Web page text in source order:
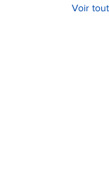
Voir tout